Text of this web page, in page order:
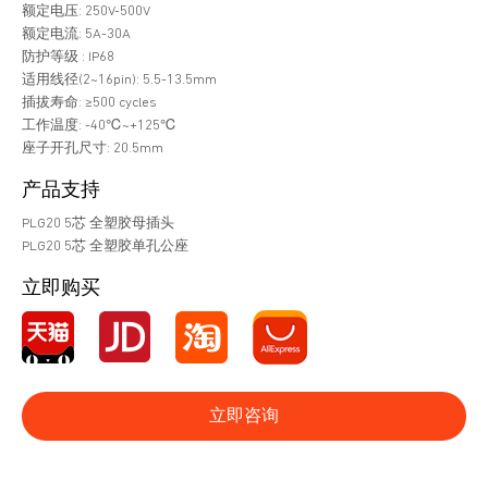
额定电压: 250V-500V
额定电流: 5A-30A
防护等级 : IP68
适用线径(2~16pin): 5.5-13.5mm
插拔寿命: ≥500 cycles
工作温度: -40℃~+125℃
座子开孔尺寸: 20.5mm
产品支持
PLG20 5芯 全塑胶母插头
PLG20 5芯 全塑胶单孔公座
立即购买
立即咨询